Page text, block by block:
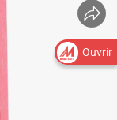
Ouvrir